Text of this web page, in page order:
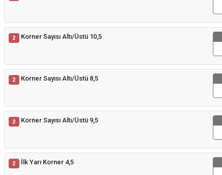
2 Korner Sayısı Altı/Üstü 10,5
2 Korner Sayısı Altı/Üstü 8,5
2 Korner Sayısı Altı/Üstü 9,5
2 İlk Yarı Korner 4,5